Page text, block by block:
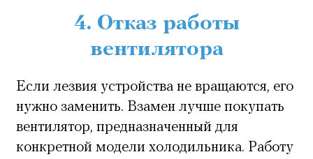
4. Отказ работы
вентилятора
Если лезвия устройства не вращаются, его
нужно заменить. Взамен лучше покупать
вентилятор, предназначенный для
конкретной модели холодильника. Работу